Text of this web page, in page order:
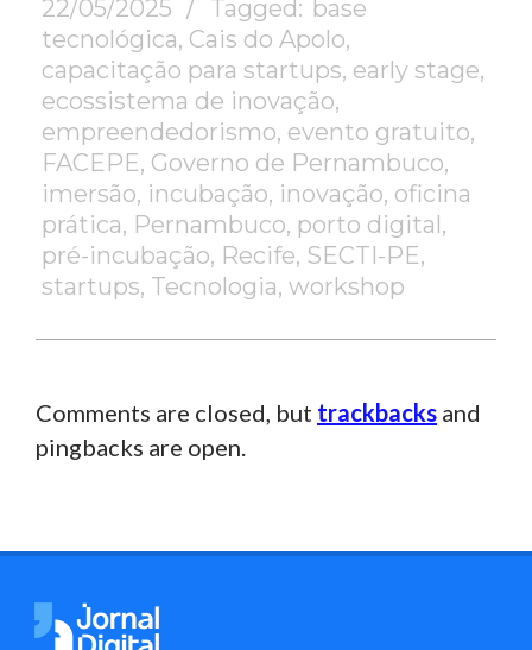
22
22/05/2025
Tagged: base
tecnológica, Cais do Apolo,
capacitação para startups, early stage,
ecossistema de inovação,
empreendedorismo, evento gratuito,
FACEPE, Governo de Pernambuco,
imersão, incubação, inovação, oficina
prática, Pernambuco, porto digital,
pré-incubação, Recife, SECTI-PE,
startups, Tecnologia, workshop
Comments are closed, but trackbacks and
pingbacks are open.